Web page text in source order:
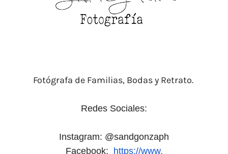
Fotógrafa de Familias, Bodas y Retrato.
Redes Sociales:
Instagram: @sandgonzaph
Facebook:
https://www.